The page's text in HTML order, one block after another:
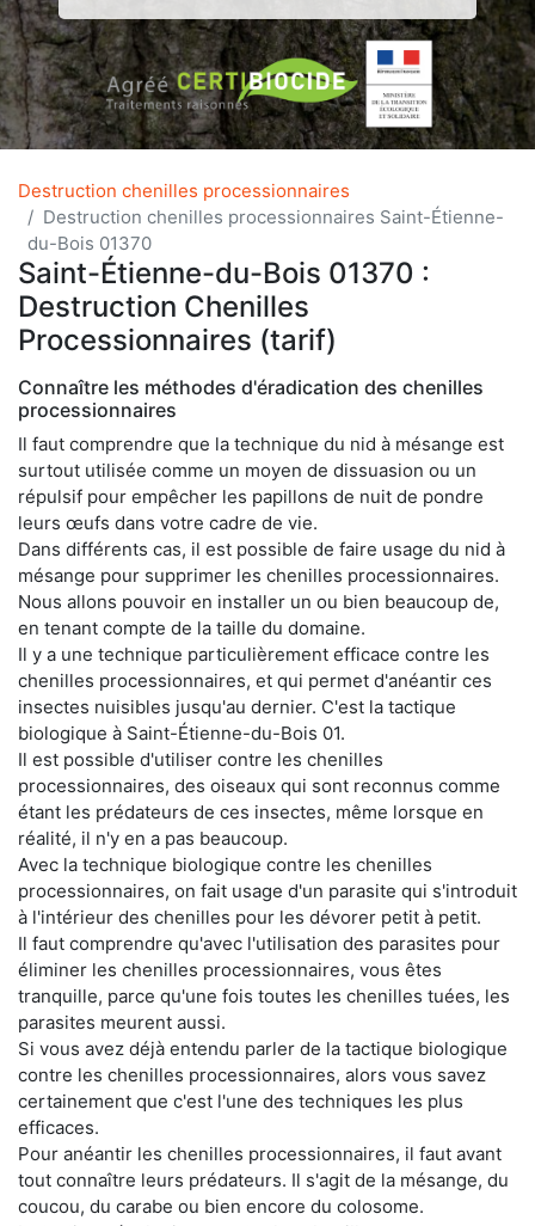
Destruction chenilles processionnaires
Destruction chenilles processionnaires Saint-Étienne-
du-Bois 01370
Saint-Étienne-du-Bois 01370 :
Destruction Chenilles
Processionnaires (tarif)
Connaître les méthodes d'éradication des chenilles
processionnaires
Il faut comprendre que la technique du nid à mésange est
surtout utilisée comme un moyen de dissuasion ou un
répulsif pour empêcher les papillons de nuit de pondre
leurs œufs dans votre cadre de vie.
Dans différents cas, il est possible de faire usage du nid à
mésange pour supprimer les chenilles processionnaires.
Nous allons pouvoir en installer un ou bien beaucoup de,
en tenant compte de la taille du domaine.
Il y a une technique particulièrement efficace contre les
chenilles processionnaires, et qui permet d'anéantir ces
insectes nuisibles jusqu'au dernier. C'est la tactique
biologique à Saint-Étienne-du-Bois 01.
Il est possible d'utiliser contre les chenilles
processionnaires, des oiseaux qui sont reconnus comme
étant les prédateurs de ces insectes, même lorsque en
réalité, il n'y en a pas beaucoup.
Avec la technique biologique contre les chenilles
processionnaires, on fait usage d'un parasite qui s'introduit
à l'intérieur des chenilles pour les dévorer petit à petit.
Il faut comprendre qu'avec l'utilisation des parasites pour
éliminer les chenilles processionnaires, vous êtes
tranquille, parce qu'une fois toutes les chenilles tuées, les
parasites meurent aussi.
Si vous avez déjà entendu parler de la tactique biologique
contre les chenilles processionnaires, alors vous savez
certainement que c'est l'une des techniques les plus
efficaces.
Pour anéantir les chenilles processionnaires, il faut avant
tout connaître leurs prédateurs. Il s'agit de la mésange, du
coucou, du carabe ou bien encore du colosome.